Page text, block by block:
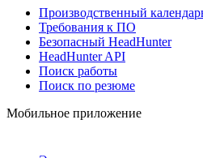
Производственный
Требования к ПО
Безопасный HeadHunter
HeadHunter API
Поиск работы
Поиск по резюме
Мобильное приложение